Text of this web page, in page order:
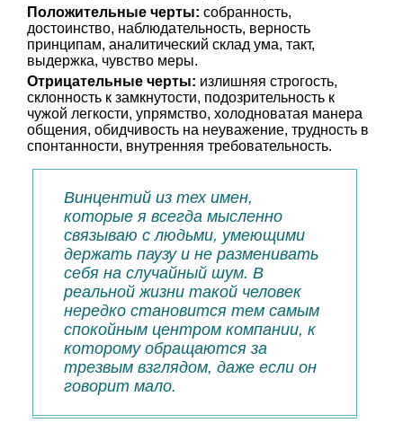
Положительные черты: собранность,
достоинство, наблюдательность, верность
принципам, аналитический склад ума, такт,
выдержка, чувство меры.
Отрицательные черты: излишняя строгость,
склонность к замкнутости, подозрительность к
чужой легкости, упрямство, холодноватая манера
общения, обидчивость на неуважение, трудность в
спонтанности, внутренняя требовательность.
Винцентий из тех имен,
которые я всегда мысленно
связываю с людьми, умеющими
держать паузу и не разменивать
себя на случайный шум. В
реальной жизни такой человек
нередко становится тем самым
спокойным центром компании, к
которому обращаются за
трезвым взглядом, даже если он
говорит мало.